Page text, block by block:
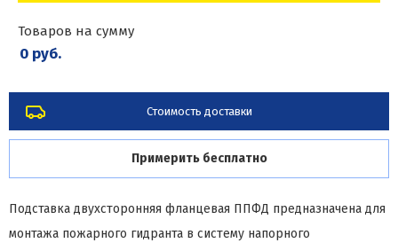
Товаров на сумму
0 руб.
Стоимость доставки
Примерить бесплатно
Подставка двухсторонняя фланцевая ППФД предназначена для
монтажа пожарного гидранта в систему напорного